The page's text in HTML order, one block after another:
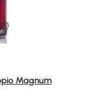
Magnum